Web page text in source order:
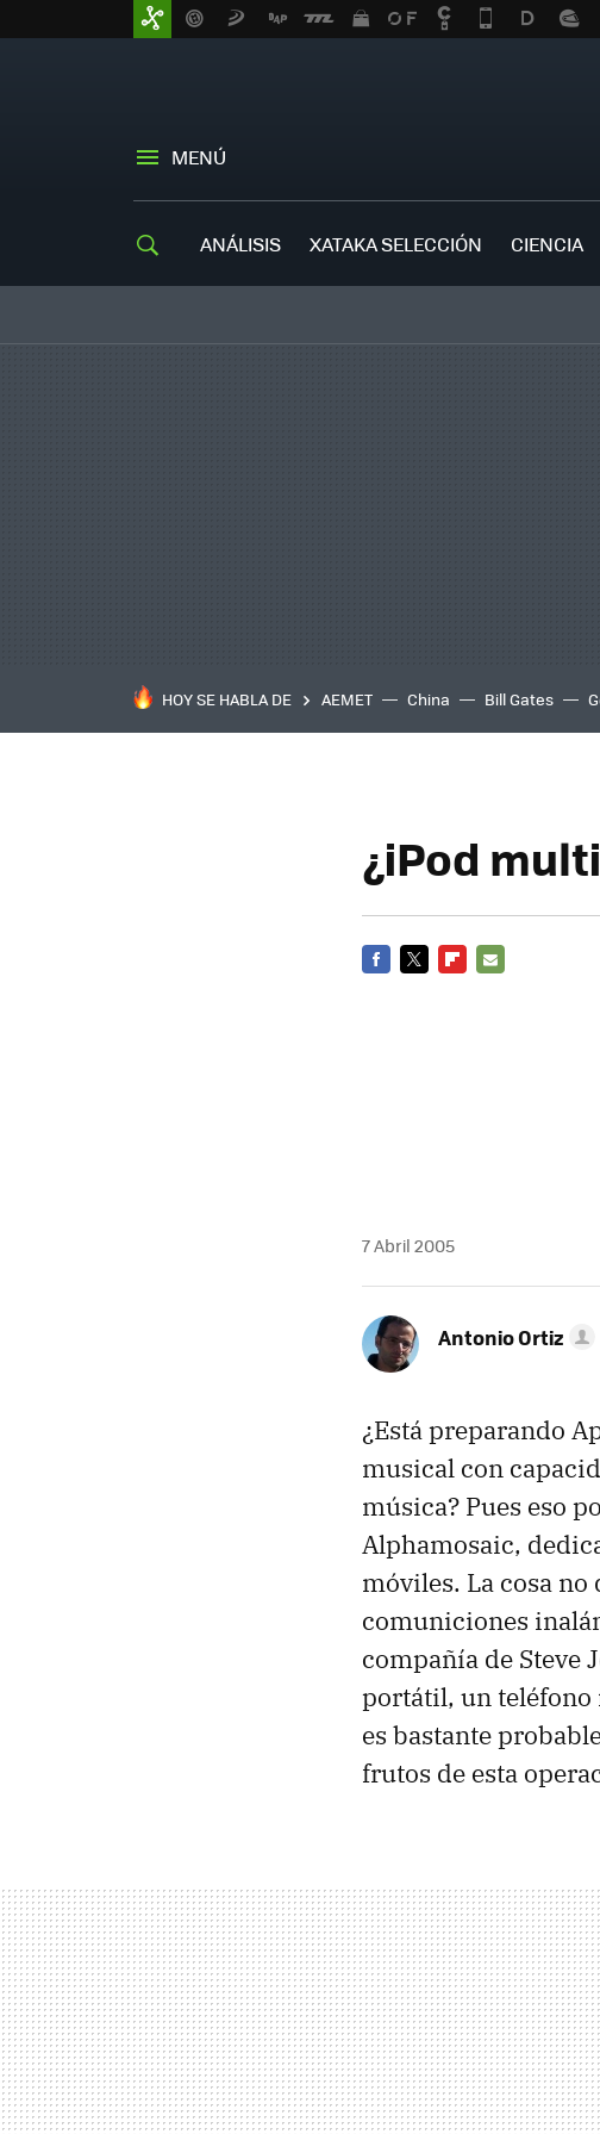
MENÚ
ANÁLISIS XATAKA SELECCIÓN CIENCIA
HOY SE HABLA DE AEMET China Bill Gates
¿iPod
7 Abril 2005
Antonio Ortiz
¿Está preparando
musical con
música? Pues eso
Alphamosaic,
móviles. La cosa
comuniciones
compañía de Steve
portátil, un teléfono
es bastante
frutos de esta